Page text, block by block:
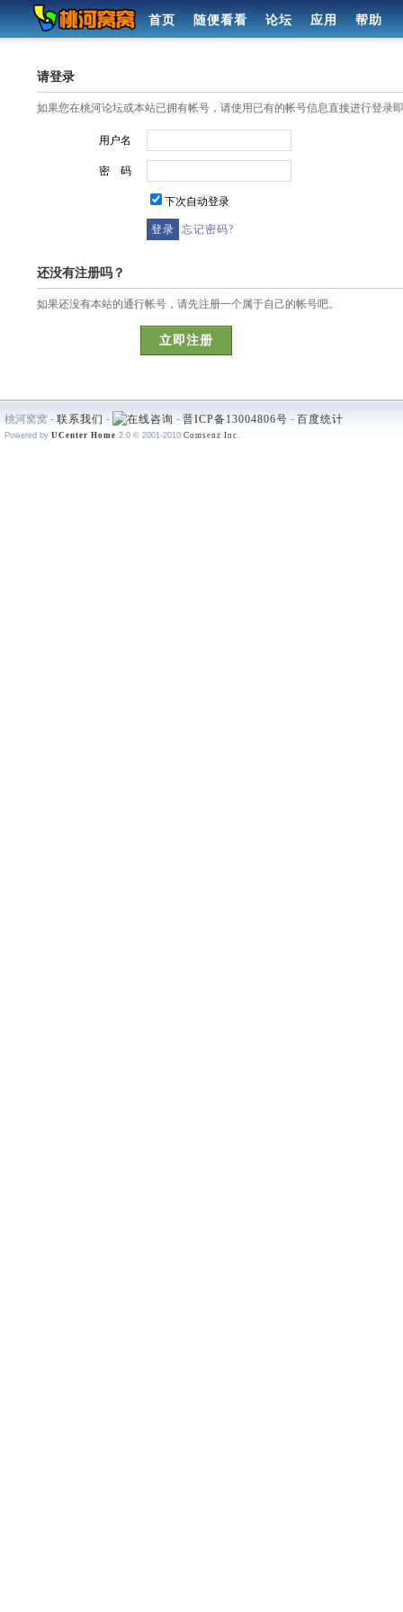
首页 随便看看 论坛 应用 帮助
请登录
如果您在桃河论坛或本站已拥有帐号，请使用已有的帐号信息直接进行登录
用户名
密 码
下次自动登录
忘记密码?
还没有注册吗？
如果还没有本站的通行帐号，请先注册一个属于自己的帐号吧。
立即注册
桃河窝窝 - 联系我们 - - 晋ICP备13004806号 - 百度统计
Powered by UCenter Home 2.0 © 2001-2010 Comsenz Inc.